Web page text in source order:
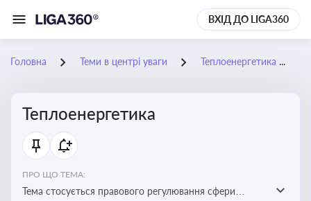
ВХІД ДО LIGA360
Головна Теми в центрі уваги Теплоенергетика
Теплоенергетика
ПРО ЩО ТЕМА:
Тема стосується правового регулювання сфери